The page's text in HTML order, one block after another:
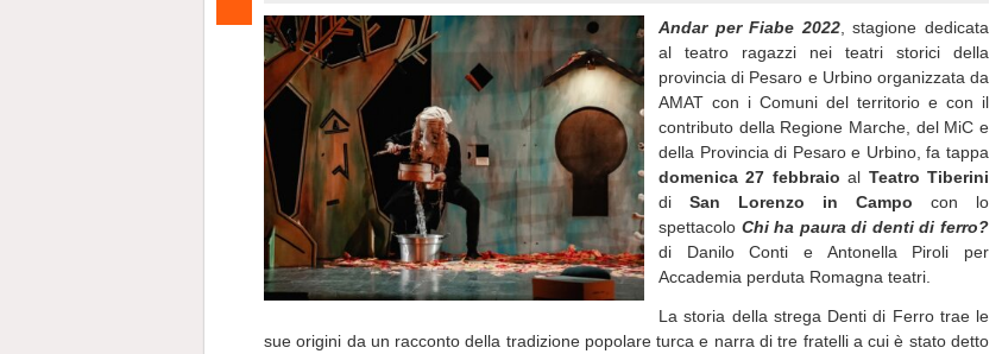
Andar per Fiabe 2022, stagione dedicata
al teatro ragazzi nei teatri storici della
provincia di Pesaro e Urbino organizzata da
AMAT con i Comuni del territorio e con il
contributo della Regione Marche, del MiC e
della Provincia di Pesaro e Urbino, fa tappa
domenica 27 febbraio al Teatro Tiberini
di San Lorenzo in Campo con lo
spettacolo Chi ha paura di denti di ferro?
di Danilo Conti e Antonella Piroli per
Accademia perduta Romagna teatri.
La storia della strega Denti di Ferro trae le
sue origini da un racconto della tradizione popolare turca e narra di tre fratelli a cui è stato detto